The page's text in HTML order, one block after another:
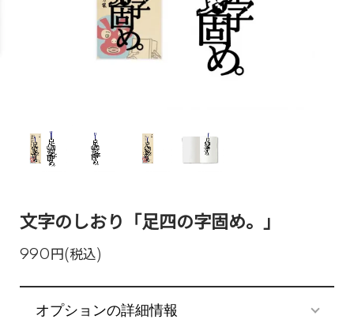
文字のしおり「足四の字固め。」
990円(税込)
オプションの詳細情報